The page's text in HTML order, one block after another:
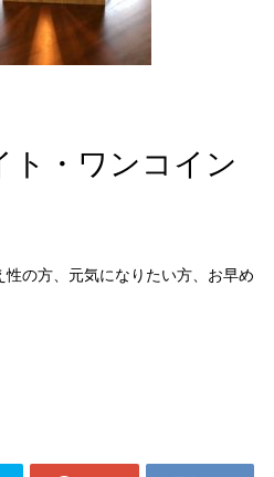
ト・ワンコイン
性の方、元気になりたい方、お早め